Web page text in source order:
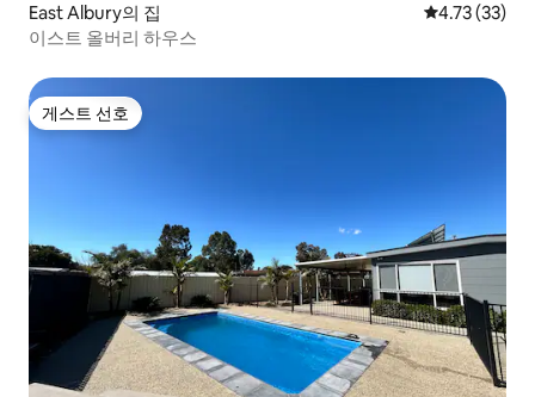
East Albury의 집 평점 4.73점
4.73 (33)
이스트 올버리 하우스
게스트 선호
게스트 선호